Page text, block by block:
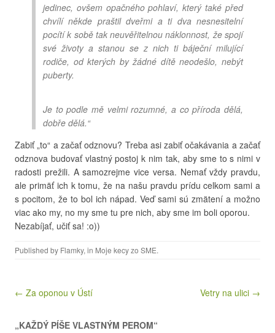
jedinec, ovšem opačného pohlaví, který také před
chvílí někde praštil dveřmi a ti dva nesnesitelní
pocítí k sobě tak neuvěřitelnou náklonnost, že spojí
své životy a stanou se z nich ti báječní milující
rodiče, od kterých by žádné dítě neodešlo, nebýt
puberty.
Je to podle mě velmi rozumné, a co příroda dělá,
dobře dělá.“
Zabiť „to“ a začať odznovu? Treba asi zabiť očakávania a začať
odznova budovať vlastný postoj k nim tak, aby sme to s nimi v
radosti prežili. A samozrejme vice versa. Nemať vždy pravdu,
ale primäť ich k tomu, že na našu pravdu prídu celkom sami a
s pocitom, že to bol ich nápad. Veď sami sú zmätení a možno
viac ako my, no my sme tu pre nich, aby sme im boli oporou.
Nezabíjať, učiť sa! :o))
Published by Flamky, in Moje kecy zo SME.
Post navigation
← Za oponou v Ústí Vetry na ulici →
„KAŽDÝ PÍŠE VLASTNÝM PEROM“